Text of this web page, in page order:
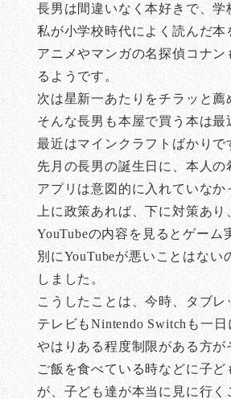
長男は間違いなく本好きで、
私が小学校時代によく読んだ
アニメやマンガの名探偵コナ
るようです。
次は星新一あたりをチラッと薦
そんな長男も本屋で買う本は最
最近はマインクラフトばかりで
先月の長男の誕生日に、本人
アプリは意図的に入れていな
上に政策あれば、下に対策あ
YouTubeの内容を見るとゲーム
別にYouTubeが悪いことはな
しました。
こうしたことは、今時、タブ
テレビもNintendo Switchも一
やはりある程度制限がある方
ご飯を食べている時などに子
が、子ども達が本当に見に行